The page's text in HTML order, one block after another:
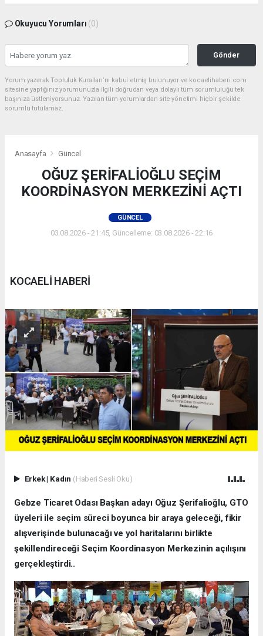
Okuyucu Yorumları (0)
Gönder
Yorum yazarak Topluluk Kuralları’nı kabul etmiş bulunuyor ve kocaelihaberi.com
sitesine yaptığınız yorumunuzla ilgili doğrudan veya dolaylı tüm sorumluluğu tek
başınıza üstleniyorsunuz. Yazılan tüm yorumlardan site yönetimi hiçbir şekilde
sorumlu tutulamaz.
Anasayfa Güncel
OĞUZ ŞERİFALİOĞLU SEÇİM
KOORDİNASYON MERKEZİNİ AÇTI
GÜNCEL
03.08.2026 - 21:45, Güncelleme: 03.08.2026 - 22:16
KOCAELİ HABERİ
Erkek| Kadın (Haberi Sesli Oku)
Gebze Ticaret Odası Başkan adayı Oğuz Şerifalioğlu, GTO
üyeleri ile seçim süreci boyunca bir araya geleceği, fikir
alışverişinde bulunacağı ve yol haritalarını birlikte
şekillendireceği Seçim Koordinasyon Merkezinin açılışını
gerçekleştirdi..